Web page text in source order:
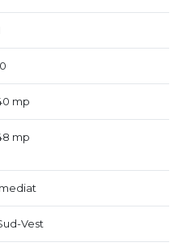
mp
mp
Vest